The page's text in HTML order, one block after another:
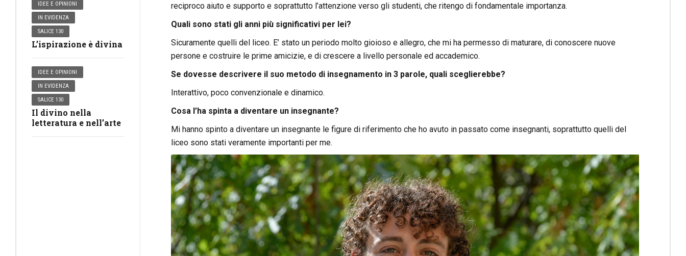
IDEE E OPINIONI
IN EVIDENZA
SALICE 130
L’ispirazione è divina
IDEE E OPINIONI
IN EVIDENZA
SALICE 130
Il divino nella
letteratura e nell’arte
reciproco aiuto e supporto e soprattutto l’attenzione verso gli studenti, che ritengo di fondamentale importanza.
Quali sono stati gli anni più significativi per lei?
Sicuramente quelli del liceo. E’ stato un periodo molto gioioso e allegro, che mi ha permesso di maturare, di conoscere nuove
persone e costruire le prime amicizie, e di crescere a livello personale ed accademico.
Se dovesse descrivere il suo metodo di insegnamento in 3 parole, quali sceglierebbe?
Interattivo, poco convenzionale e dinamico.
Cosa l’ha spinta a diventare un insegnante?
Mi hanno spinto a diventare un insegnante le figure di riferimento che ho avuto in passato come insegnanti, soprattutto quelli del
liceo sono stati veramente importanti per me.